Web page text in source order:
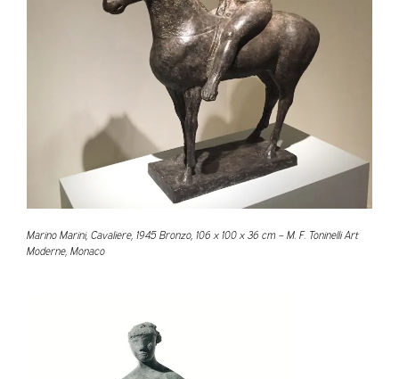
Marino Marini, Cavaliere, 1945 Bronzo, 106 x 100 x 36 cm – M. F. Toninelli Art
Moderne, Monaco